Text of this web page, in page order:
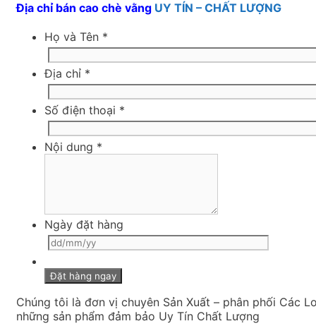
Địa chỉ bán cao chè vằng UY TÍN – CHẤT LƯỢNG
Họ và Tên *
Địa chỉ *
Số điện thoại *
Nội dung *
Ngày đặt hàng
Chúng tôi là đơn vị chuyên Sản Xuất – phân phối Các
những sản phẩm đảm bảo Uy Tín Chất Lượng